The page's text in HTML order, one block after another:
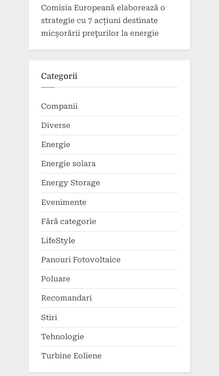
Comisia Europeană elaborează o
strategie cu 7 acțiuni destinate
micșorării preţurilor la energie
Categorii
Companii
Diverse
Energie
Energie solara
Energy Storage
Evenimente
Fără categorie
LifeStyle
Panouri Fotovoltaice
Poluare
Recomandari
Stiri
Tehnologie
Turbine Eoliene